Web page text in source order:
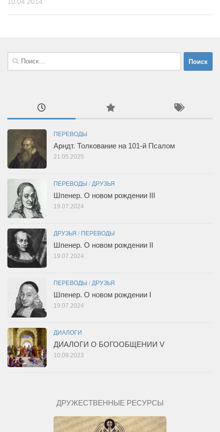
Найти:
ПЕРЕВОДЫ
Арндт. Толкование на 101-й Псалом
21.05.2025
ПЕРЕВОДЫ / ДРУЗЬЯ
Шпенер. О новом рождении III
19.07.2024
ДРУЗЬЯ / ПЕРЕВОДЫ
Шпенер. О новом рождении II
19.07.2024
ПЕРЕВОДЫ / ДРУЗЬЯ
Шпенер. О новом рождении I
19.07.2024
ДИАЛОГИ
ДИАЛОГИ О БОГООБЩЕНИИ V
10.09.2023
ДРУЖЕСТВЕННЫЕ РЕСУРСЫ